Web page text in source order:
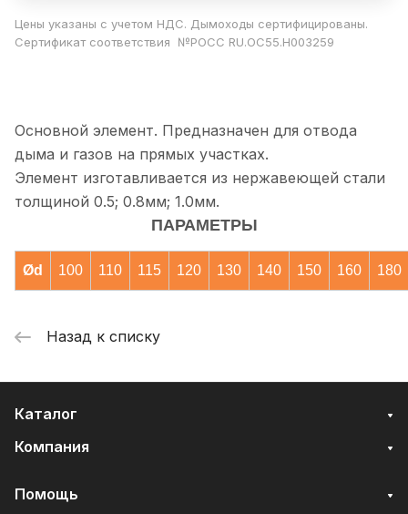
Цены указаны с учетом НДС. Дымоходы сертифицированы.
Сертификат соответствия №РОСС RU.ОС55.Н003259
Основной элемент. Предназначен для отвода
дыма и газов на прямых участках.
Элемент изготавливается из нержавеющей стали
толщиной 0.5; 0.8мм; 1.0мм.
ПАРАМЕТРЫ
Ød 100 110 115 120 130 140 150 160 180
Назад к списку
Каталог
Компания
Помощь